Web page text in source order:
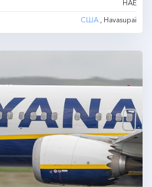
HAE
США , Havasupai